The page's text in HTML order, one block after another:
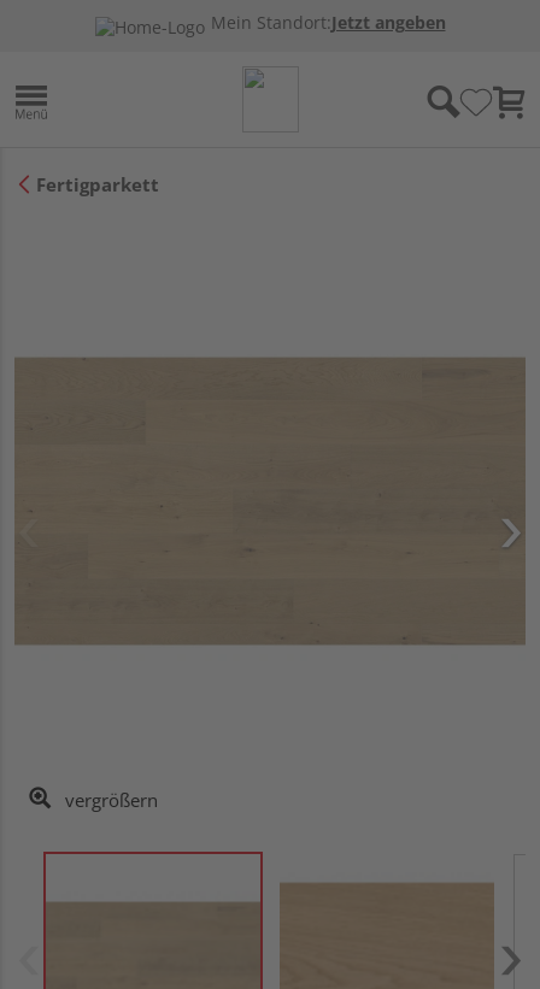
Mein Standort:Jetzt angeben
Fertigparkett
vergrößern